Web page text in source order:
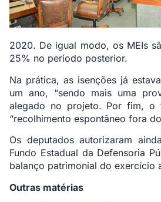
2020. De igual modo, os MEIs
25% no período posterior.
Na prática, as isenções já
um ano, “sendo mais uma
alegado no projeto. Por fim, o
“recolhimento espontâneo fora
Os deputados autorizaram
Fundo Estadual da Defensoria
balanço patrimonial do exercício
Outras matérias